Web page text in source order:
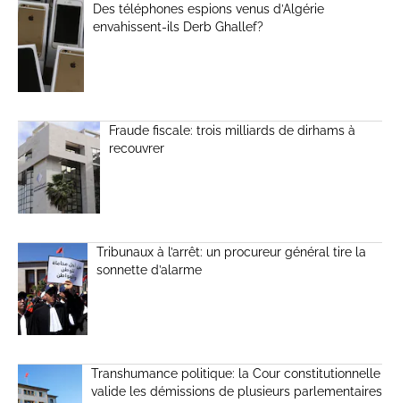
Des téléphones espions venus d’Algérie
envahissent-ils Derb Ghallef?
Fraude fiscale: trois milliards de dirhams à
recouvrer
Tribunaux à l’arrêt: un procureur général tire la
sonnette d’alarme
Transhumance politique: la Cour constitutionnelle
valide les démissions de plusieurs parlementaires